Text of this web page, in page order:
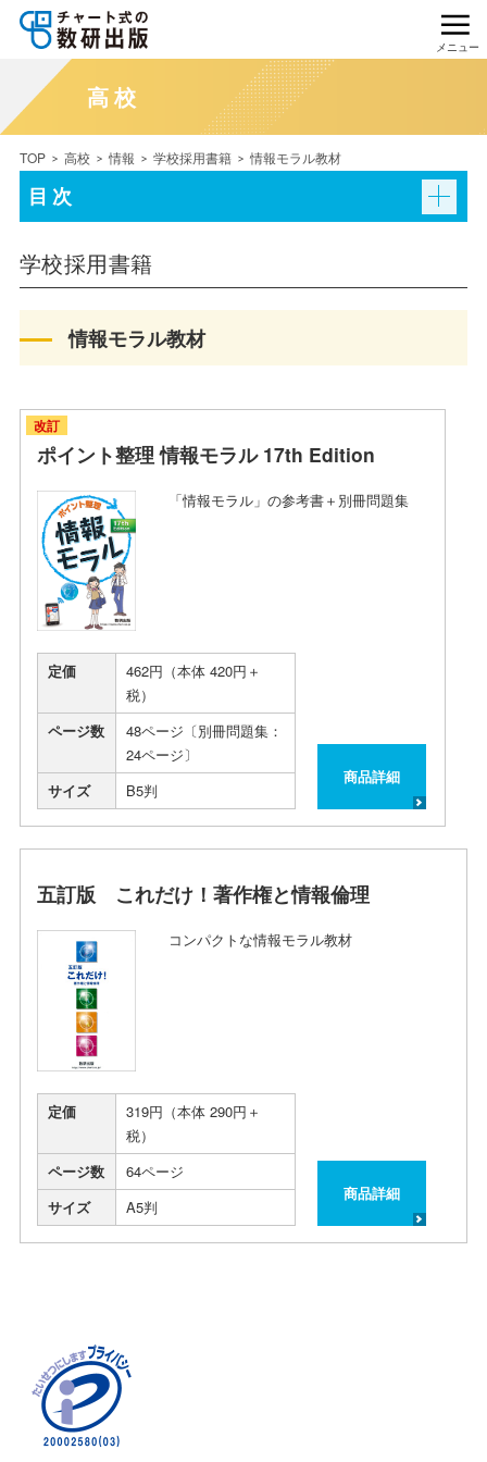
メニュー
高校
TOP 高校 情報 学校採用書籍 情報モラル教材
学校採用書籍
情報モラル教材
改訂
ポイント整理 情報モラル 17th Edition
「情報モラル」の参考書＋別冊問題集
定価
462円（本体 420円＋
税）
ページ数
48ページ〔別冊問題集：
24ページ〕
サイズ
B5判
商品詳細
五訂版 これだけ！著作権と情報倫理
コンパクトな情報モラル教材
定価
319円（本体 290円＋
税）
ページ数
64ページ
サイズ
A5判
商品詳細
目次